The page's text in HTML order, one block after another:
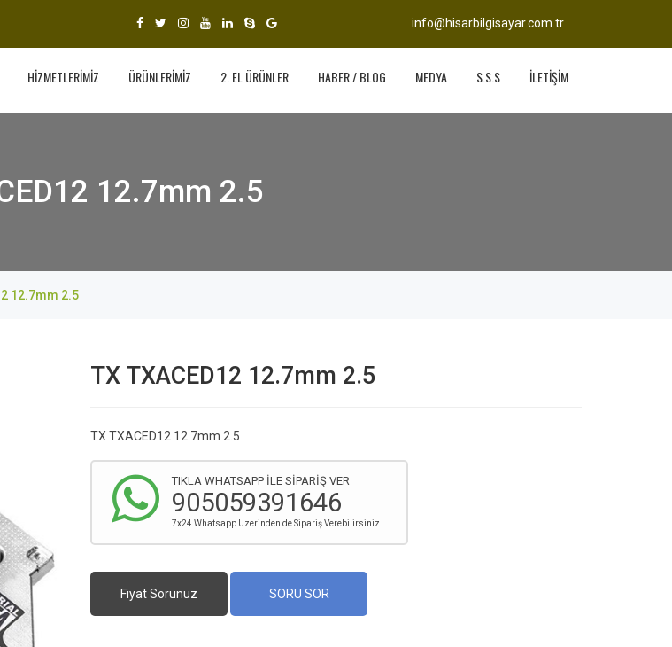
info@hisarbilgisayar.com.tr
HİZMETLERİMİZ ÜRÜNLERİMİZ 2. EL ÜRÜNLER HABER / BLOG MEDYA S.S.S İLETİŞİM
12.7mm 2.5
12.7mm 2.5
TX TXACED12 12.7mm 2.5
TX TXACED12 12.7mm 2.5
TIKLA WHATSAPP İLE SİPARİŞ VER
905059391646
7x24 Whatsapp Üzerinden de Sipariş Verebilirsiniz.
Fiyat Sorunuz SORU SOR